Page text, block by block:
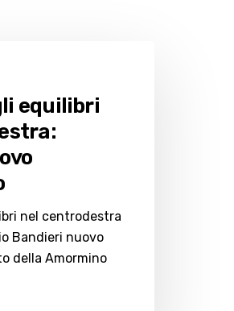
equilibri
nel centrodestra
Bandieri nuovo
della Amormino